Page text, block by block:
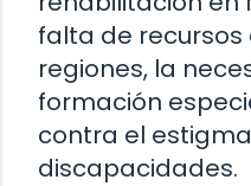
falta de recursos
regiones, la
formación
contra el
discapacidades.